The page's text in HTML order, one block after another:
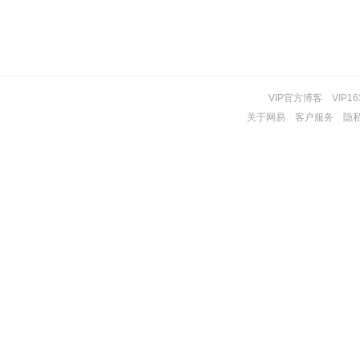
VIP官方博客
关于网易
客户服务 隐